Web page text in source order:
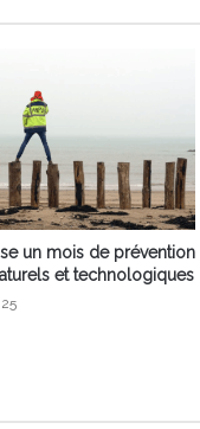
un mois de prévention
et technologiques